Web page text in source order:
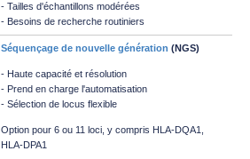
- Tailles d'échantillons modérées
- Besoins de recherche routiniers
Séquençage de nouvelle génération (NGS)
- Haute capacité et résolution
- Prend en charge l'automatisation
- Sélection de locus flexible
Option pour 6 ou 11 loci, y compris HLA-DQA1,
HLA-DPA1